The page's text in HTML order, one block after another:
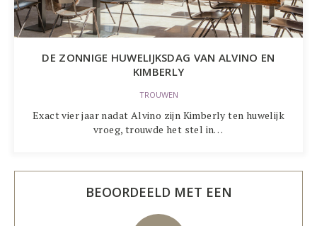
DE ZONNIGE HUWELIJKSDAG VAN ALVINO EN
KIMBERLY
TROUWEN
Exact vier jaar nadat Alvino zijn Kimberly ten huwelijk
vroeg, trouwde het stel in…
BEOORDEELD MET EEN